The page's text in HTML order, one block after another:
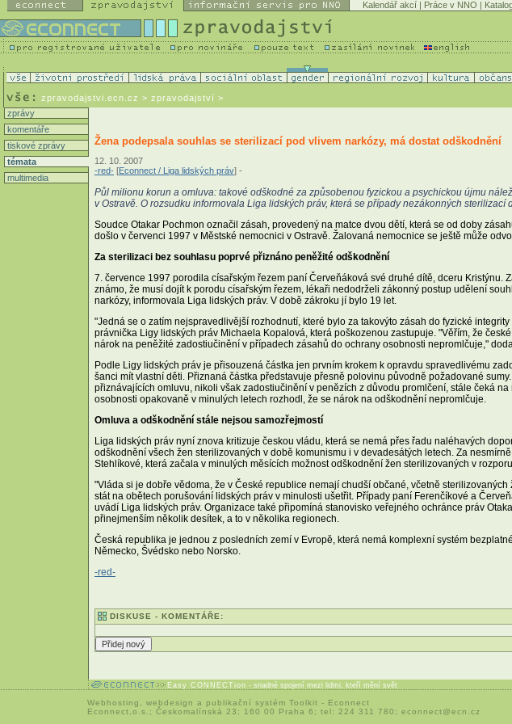
Kalendář akcí | Práce v NNO |
zpravodajstvi.ecn.cz > zpravodajství >
zprávy
komentáře
tiskové zprávy
témata
multimedia
Žena podepsala souhlas se sterilizací pod vlivem narkózy, má dostat odškodnění
12. 10. 2007
-red- [Econnect / Liga lidských práv] -
Půl milionu korun a omluva: takové odškodné za způsobenou fyzickou a psychickou újmu
v Ostravě. O rozsudku informovala Liga lidských práv, která se případy nezákonných sterilizací
Soudce Otakar Pochmon označil zásah, provedený na matce dvou dětí, která se od doby
došlo v červenci 1997 v Městské nemocnici v Ostravě. Žalovaná nemocnice se ještě může
Za sterilizaci bez souhlasu poprvé přiznáno peněžité odškodnění
7. července 1997 porodila císařským řezem paní Červeňáková své druhé dítě, dceru
známo, že musí dojít k porodu císařským řezem, lékaři nedodrželi zákonný postup udělení
narkózy, informovala Liga lidských práv. V době zákroku jí bylo 19 let.
"Jedná se o zatím nejspravedlivější rozhodnutí, které bylo za takovýto zásah do fyzické
právnička Ligy lidských práv Michaela Kopalová, která poškozenou zastupuje. "Věřím, že
nárok na peněžité zadostiučinění v případech zásahů do ochrany osobnosti nepromlčuje,"
Podle Ligy lidských práv je přisouzená částka jen prvním krokem k opravdu spravedlivému
šanci mít vlastní děti. Přiznaná částka představuje přesně polovinu původně požadované
přiznávajících omluvu, nikoli však zadostiučinění v penězích z důvodu promlčení, stále čeká
osobnosti opakovaně v minulých letech rozhodl, že se nárok na odškodnění nepromlčuje.
Omluva a odškodnění stále nejsou samozřejmostí
Liga lidských práv nyní znova kritizuje českou vládu, která se nemá přes řadu naléhavých
odškodnění všech žen sterilizovaných v době komunismu i v devadesátých letech. Za
Stehlíkové, která začala v minulých měsících možnost odškodnění žen sterilizovaných v
"Vláda si je dobře vědoma, že v České republice nemají chudší občané, včetně
stát na obětech porušování lidských práv v minulosti ušetřit. Případy paní Ferenčíkové a
uvádí Liga lidských práv. Organizace také připomíná stanovisko veřejného ochránce práv
přinejmenším několik desítek, a to v několika regionech.
Česká republika je jednou z posledních zemí v Evropě, která nemá komplexní systém
Německo, Švédsko nebo Norsko.
-red-
DISKUSE - KOMENTÁŘE:
Easy CONNECTion - snadné spojení mezi lidmi, kteří mění svět
Webhosting webdesign a publikační systém Toolkit - Econnect
Econnect,o.s.; Českomalínská 23; 160 00 Praha 6; tel: 224 311 780; econnect@ecn.cz